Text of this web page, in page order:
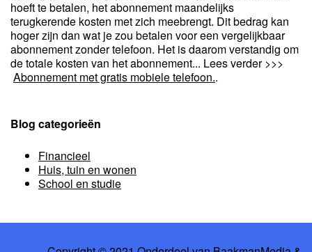
hoeft te betalen, het abonnement maandelijks
terugkerende kosten met zich meebrengt. Dit bedrag kan
hoger zijn dan wat je zou betalen voor een vergelijkbaar
abonnement zonder telefoon. Het is daarom verstandig om
de totale kosten van het abonnement... Lees verder >>>
Abonnement met gratis mobiele telefoon..
Blog categorieën
Financieel
Huis, tuin en wonen
School en studie